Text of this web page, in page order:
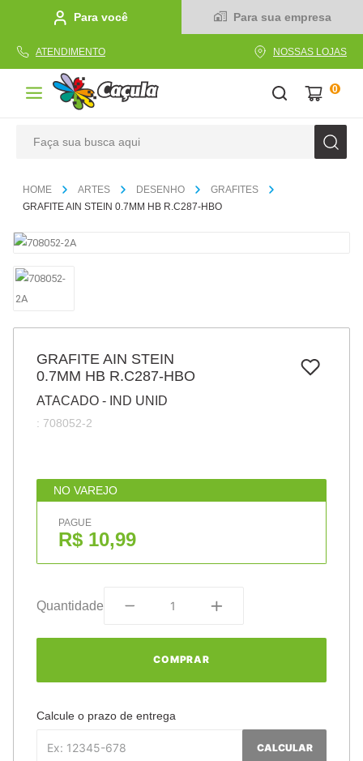
Para você Para sua empresa
ATENDIMENTO NOSSAS LOJAS
0
ARTES DESENHO
GRAFITES
GRAFITE AIN STEIN 0.7MM HB R.C287-HBO
GRAFITE AIN STEIN
0.7MM HB R.C287-HBO
ATACADO - IND UNID
: 708052-2
NO VAREJO
PAGUE
R$ 10,99
Quantidade
COMPRAR
Calcule o prazo de entrega
CALCULAR
1º caderno
2
papel
cola
barbante